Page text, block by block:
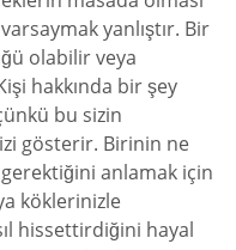
yanlıştır. Bir
olabilir veya
hakkında bir şey
bu sizin
gösterir. Birinin ne
anlamak için
köklerinizle
hissettirdiğini hayal